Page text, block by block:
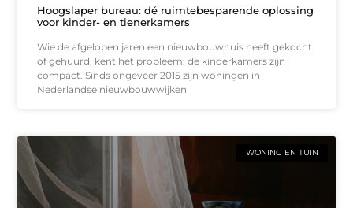
Hoogslaper bureau: dé ruimtebesparende oplossing
voor kinder- en tienerkamers
Wie de afgelopen jaren een nieuwbouwhuis heeft gekocht
of gehuurd, kent het probleem: de kinderkamers zijn
compact. Sinds ongeveer 2015 zijn woningen in
Nederlandse nieuwbouwwijken
WONING EN TUIN